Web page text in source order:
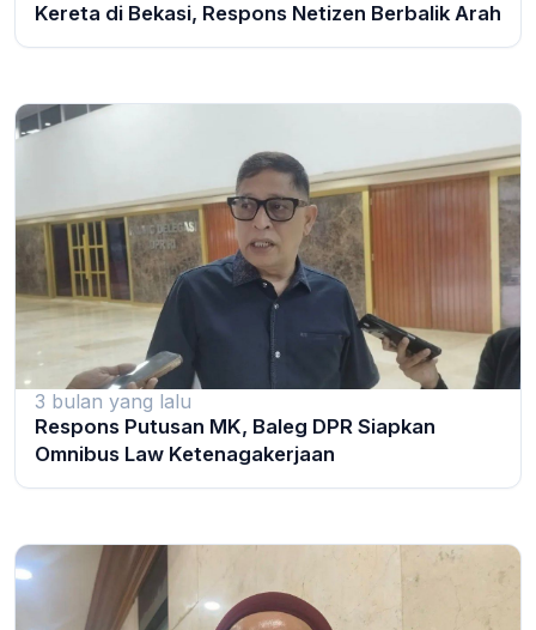
Kereta di Bekasi, Respons Netizen Berbalik Arah
3 bulan yang lalu
Respons Putusan MK, Baleg DPR Siapkan
Omnibus Law Ketenagakerjaan